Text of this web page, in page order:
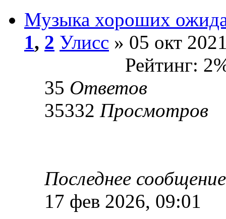
Музыка хороших
1, 2 Улисс » 05 окт
Рейтинг:
35 Ответов
35332 Просмотров
Последнее
17 фев 2026, 09:01